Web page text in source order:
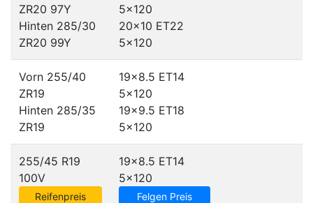
ZR20 97Y
Hinten 285/30
ZR20 99Y
5x120
20x10 ET22
5x120
Vorn 255/40
ZR19
Hinten 285/35
ZR19
19x8.5 ET14
5x120
19x9.5 ET18
5x120
255/45 R19
100V
Reifenpreis
19x8.5 ET14
5x120
Felgen Preis